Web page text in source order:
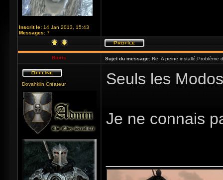
Inscrit le: 14 Jan 2013, 15:43
Messages: 7
Bioris Sujet du message: Re: A peine installé:Problème
Dovahkiin Créateur Seuls les
Je ne connais